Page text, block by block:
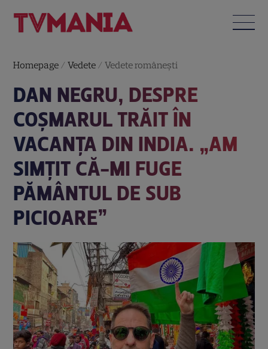
Homepage /Vedete /Vedete româneşti
DAN NEGRU, DESPRE
COȘMARUL TRĂIT ÎN
VACANȚA DIN INDIA. „AM
SIMȚIT CĂ-MI FUGE
PĂMÂNTUL DE SUB
PICIOARE”